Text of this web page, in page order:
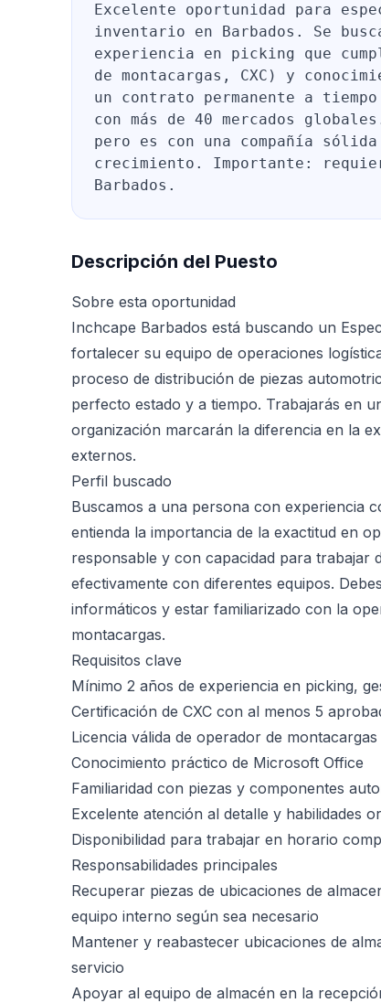
Excelente oportunidad para
inventario en Barbados. Se
experiencia en picking que
de montacargas, CXC) y
un contrato permanente a
con más de 40 mercados
pero es con una compañía
crecimiento. Importante:
Barbados.
Descripción del Puesto
Sobre esta oportunidad
Inchcape Barbados está buscando un
fortalecer su equipo de operaciones
proceso de distribución de piezas
perfecto estado y a tiempo. Trabajarás en
organización marcarán la diferencia en la
externos.
Perfil buscado
Buscamos a una persona con experiencia
entienda la importancia de la exactitud en
responsable y con capacidad para trabajar
efectivamente con diferentes equipos.
informáticos y estar familiarizado con la
montacargas.
Requisitos clave
Mínimo 2 años de experiencia en picking,
Certificación de CXC con al menos 5
Licencia válida de operador de montacargas
Conocimiento práctico de Microsoft Office
Familiaridad con piezas y componentes
Excelente atención al detalle y habilidades
Disponibilidad para trabajar en horario
Responsabilidades principales
Recuperar piezas de ubicaciones de
equipo interno según sea necesario
Mantener y reabastecer ubicaciones de
servicio
Apoyar al equipo de almacén en la